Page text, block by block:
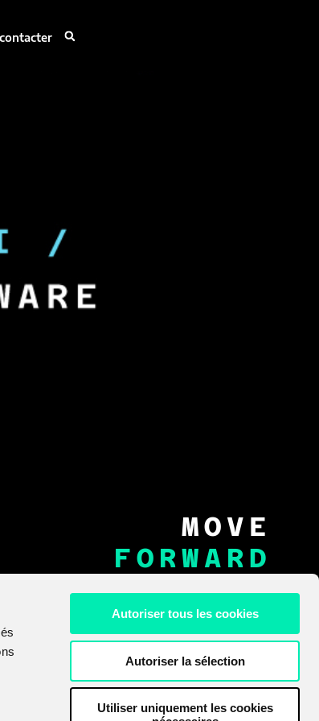
Autoriser tous les cookies
Autoriser la sélection
Utiliser uniquement les cookies
MOVE
FORWARD
WE'LL
WATCH
YOUR
BACK